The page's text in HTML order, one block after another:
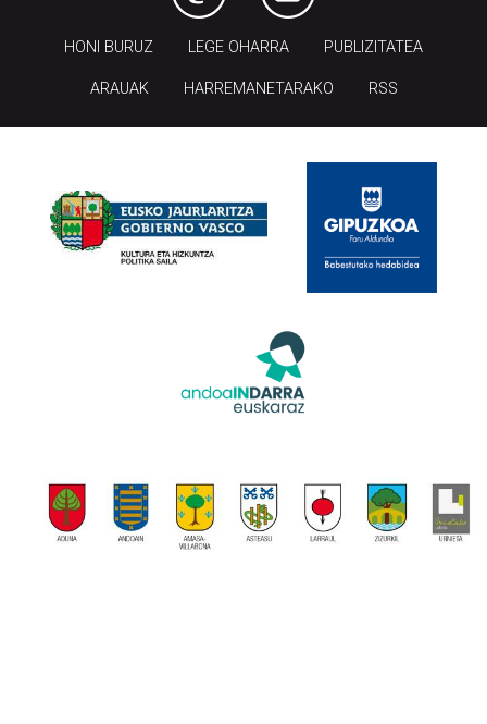
HONI BURUZ LEGE OHARRA PUBLIZITATEA
ARAUAK HARREMANETARAKO RSS